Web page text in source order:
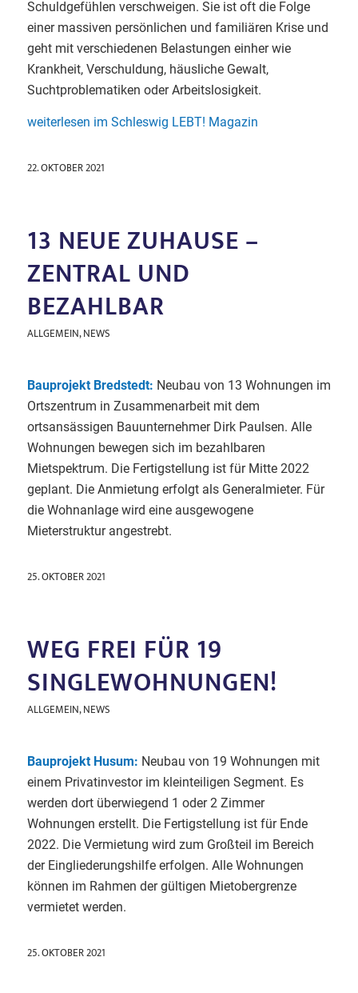
Schuldgefühlen verschweigen. Sie ist oft die Folge
einer massiven persönlichen und familiären Krise und
geht mit verschiedenen Belastungen einher wie
Krankheit, Verschuldung, häusliche Gewalt,
Suchtproblematiken oder Arbeitslosigkeit.
weiterlesen im Schleswig LEBT! Magazin
22. OKTOBER 2021
13 NEUE ZUHAUSE –
ZENTRAL UND
BEZAHLBAR
ALLGEMEIN,NEWS
Bauprojekt Bredstedt: Neubau von 13 Wohnungen im
Ortszentrum in Zusammenarbeit mit dem
ortsansässigen Bauunternehmer Dirk Paulsen. Alle
Wohnungen bewegen sich im bezahlbaren
Mietspektrum. Die Fertigstellung ist für Mitte 2022
geplant. Die Anmietung erfolgt als Generalmieter. Für
die Wohnanlage wird eine ausgewogene
Mieterstruktur angestrebt.
25. OKTOBER 2021
WEG FREI FÜR 19
SINGLEWOHNUNGEN!
ALLGEMEIN,NEWS
Bauprojekt Husum: Neubau von 19 Wohnungen mit
einem Privatinvestor im kleinteiligen Segment. Es
werden dort überwiegend 1 oder 2 Zimmer
Wohnungen erstellt. Die Fertigstellung ist für Ende
2022. Die Vermietung wird zum Großteil im Bereich
der Eingliederungshilfe erfolgen. Alle Wohnungen
können im Rahmen der gültigen Mietobergrenze
vermietet werden.
25. OKTOBER 2021